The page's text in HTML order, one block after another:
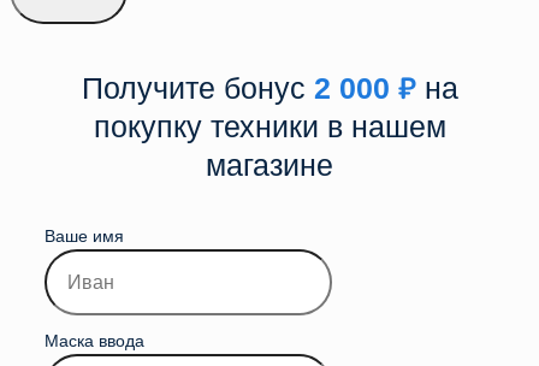
Получите бонус 2 000 ₽на
покупку техники в нашем
магазине
Ваше имя
Маска ввода